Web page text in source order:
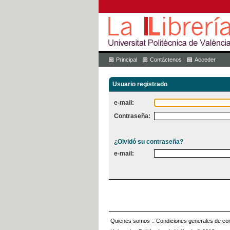
Principal Contáctenos Acceder
Usuario registrado
e-mail:
Contraseña:
¿Olvidó su contraseña?
e-mail:
Quienes somos :: Condiciones generales de